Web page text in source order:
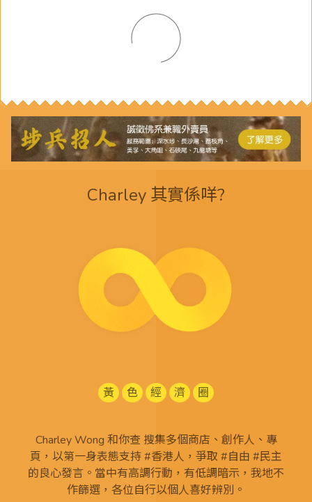
Charley 其實係咩?
黃 色 經 濟 圈
Charley Wong 和你查 搜集多個商店、創作人、專
頁，以第一身表態支持 #香港人，爭取 #自由 #民主
的良心發言。當中有高調行動，有低調暗示，我地不
作篩選，各位自行以個人喜好辨別。